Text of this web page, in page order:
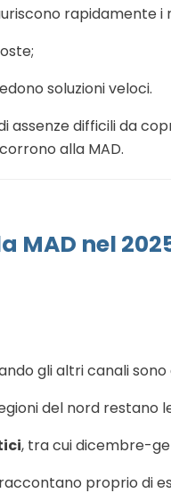
rapidamente i
soluzioni veloci.
assenze difficili da
alla MAD.
MAD nel
gli altri canali sono
del nord restano
, tra cui dicembre-
proprio di